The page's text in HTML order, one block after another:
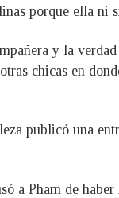
porque ella ni
y la
chicas en
publicó una
a Pham de